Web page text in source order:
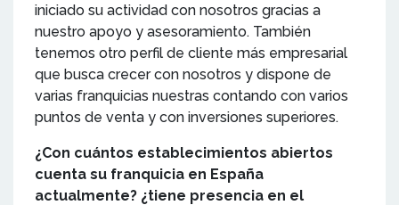
iniciado su actividad con nosotros gracias a
nuestro apoyo y asesoramiento. También
tenemos otro perfil de cliente más empresarial
que busca crecer con nosotros y dispone de
varias franquicias nuestras contando con varios
puntos de venta y con inversiones superiores.
¿Con cuántos establecimientos abiertos
cuenta su franquicia en España
actualmente? ¿tiene presencia en el